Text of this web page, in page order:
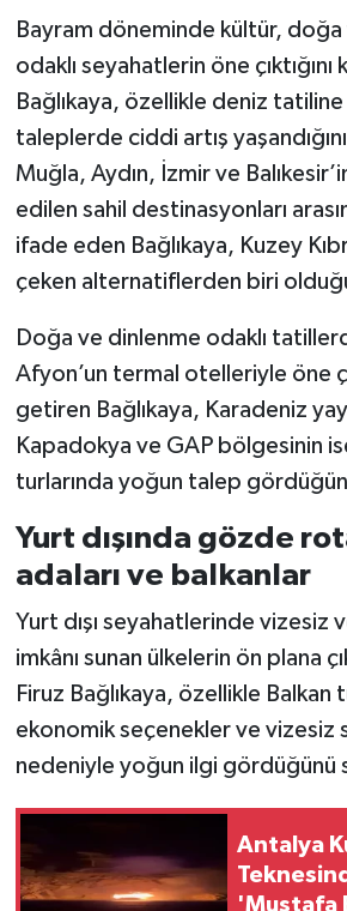
Bayram döneminde kültür,
odaklı seyahatlerin öne
Bağlıkaya, özellikle deniz
taleplerde ciddi artış
Muğla, Aydın, İzmir ve
edilen sahil destinasyonları
ifade eden Bağlıkaya, Kuzey
çeken alternatiflerden biri
Doğa ve dinlenme odaklı
Afyon’un termal otelleriyle öne
getiren Bağlıkaya, Karadeniz
Kapadokya ve GAP bölgesinin
turlarında yoğun talep
Yurt dışında gözde
adaları ve balkanlar
Yurt dışı seyahatlerinde vizesiz
imkânı sunan ülkelerin ön plana
Firuz Bağlıkaya, özellikle Balkan
ekonomik seçenekler ve vizesiz
nedeniyle yoğun ilgi gördüğünü
Antalya
'Mustafa